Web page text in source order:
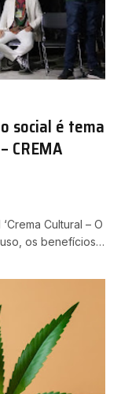
social é tema
CREMA
Cultural – O
os benefícios…